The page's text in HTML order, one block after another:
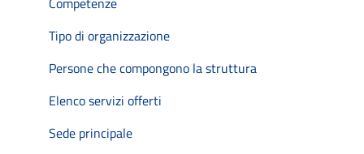
Tipo di organizzazione
Persone che compongono la struttura
Elenco servizi offerti
Sede principale